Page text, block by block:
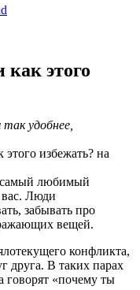
этого
удобнее,
избежать? на
самый любимый
вас. Люди
забывать про
вещей.
конфликта,
друга. В таких парах
говорят «почему ты